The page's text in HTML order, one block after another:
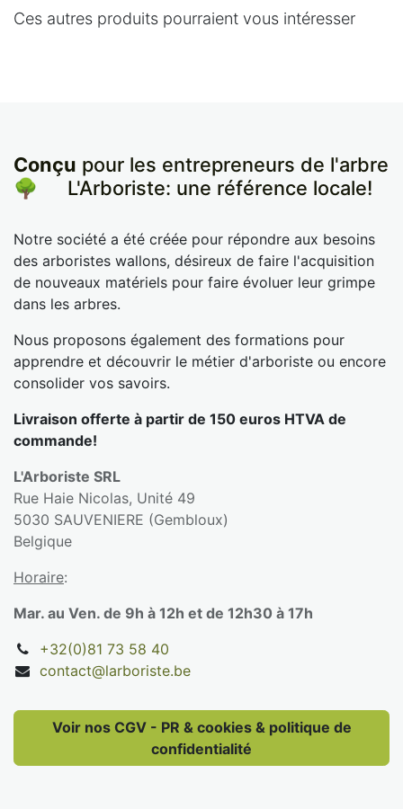
Ces autres produits pourraient vous intéresser
Conçu pour les entrepreneurs de l'arbre
🌳
​L'Arboriste: une référence locale!
Notre société a été créée pour répondre aux besoins
des arboristes wallons, désireux de faire l'acquisition
de nouveaux matériels pour faire évoluer leur grimpe
dans les arbres.
Nous proposons également des formations pour
apprendre et découvrir le métier d'arboriste ou encore
consolider vos savoirs.
Livraison offerte à partir de 150 euros HTVA de
commande!
L'Arboriste SRL
Rue Haie Nicolas, Unité 49
5030 SAUVENIERE (Gembloux)
Belgique
Horaire:
Mar. au Ven. de 9h à 12h et de 12h30 à 17h
+32(0)81 73 58 40
contact@larboriste.be
Voir nos CGV - PR & cookies & politique de
confidentialité